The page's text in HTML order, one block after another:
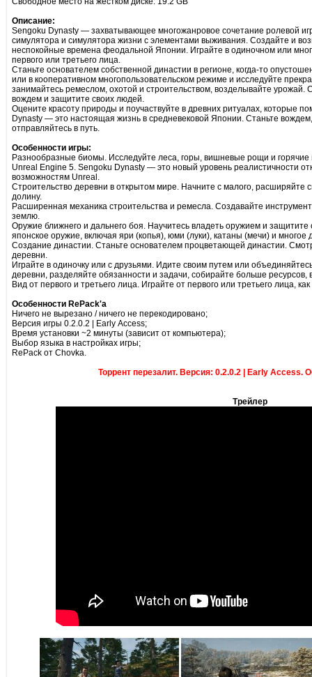
Описание:
Sengoku Dynasty — захватывающее многожанровое сочетание ролевой
симулятора и симулятора жизни с элементами выживания. Создайте и
неспокойные времена феодальной Японии. Играйте в одиночном или
первого или третьего лица.
Станьте основателем собственной династии в регионе, когда-то
или в кооперативном многопользовательском режиме и исследуйте
занимайтесь ремеслом, охотой и строительством, возделывайте урожай.
вождем и защитите своих людей.
Оцените красоту природы и поучаствуйте в древних ритуалах, которые
Dynasty — это настоящая жизнь в средневековой Японии. Станьте
отправляйтесь в путь.
Особенности игры:
Разнообразные биомы. Исследуйте леса, горы, вишневые рощи и горячие
Unreal Engine 5. Sengoku Dynasty — это новый уровень реалистичности
возможностям Unreal.
Строительство деревни в открытом мире. Начните с малого, расширяйте
долину.
Расширенная механика строительства и ремесла. Создавайте
землю.
Оружие ближнего и дальнего боя. Научитесь владеть оружием и
японское оружие, включая яри (копья), юми (луки), катаны (мечи) и многое
Создание династии. Станьте основателем процветающей династии.
деревни.
Играйте в одиночку или с друзьями. Идите своим путем или
деревни, разделяйте обязанности и задачи, собирайте больше
Вид от первого и третьего лица. Играйте от первого или третьего лица,
Особенности RePack'а
Ничего не вырезано / ничего не перекодировано;
Версия игры 0.2.0.2 | Early Access;
Время установки ~2 минуты (зависит от компьютера);
Выбор языка в настройках игры;
RePack от Chovka.
Торрент перезалит. Версия: 0.2.0.2 | Early Access.
Трейлер